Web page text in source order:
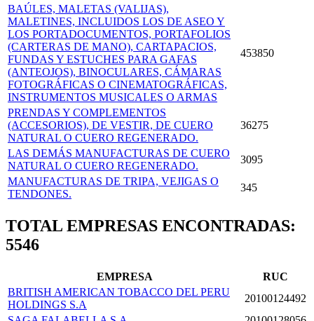
BAÚLES, MALETAS (VALIJAS),
MALETINES, INCLUIDOS LOS DE ASEO Y
LOS PORTADOCU­MENTOS, PORTAFOLIOS
(CARTERAS DE MANO), CARTAPACIOS,
FUNDAS Y ESTUCHES PARA GAFAS
(ANTEOJOS), BINOCULARES, CÁMARAS
FOTOGRÁFICAS O CINEMATOGRÁFICAS,
INSTRUMENTOS MUSICALES O ARMAS
453850
PRENDAS Y COMPLEMENTOS
(ACCESORIOS), DE VESTIR, DE CUERO
NATURAL O CUERO REGENERADO.
36275
LAS DEMÁS MANUFACTURAS DE CUERO
NATURAL O CUERO REGENERADO.
3095
MANUFACTURAS DE TRIPA, VEJIGAS O
TENDONES.
345
TOTAL EMPRESAS ENCONTRADAS:
5546
EMPRESA
RUC
BRITISH AMERICAN TOBACCO DEL PERU
HOLDINGS S.A
20100124492